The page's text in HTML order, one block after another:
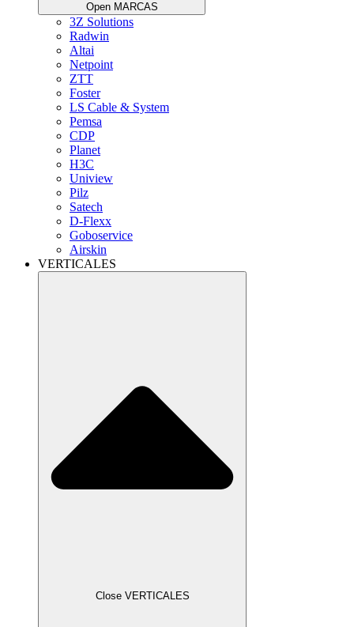
Open MARCAS
3Z Solutions
Radwin
Altai
Netpoint
ZTT
Foster
LS Cable & System
Pemsa
CDP
Planet
H3C
Uniview
Pilz
Satech
D-Flexx
Goboservice
Airskin
VERTICALES
Close VERTICALES